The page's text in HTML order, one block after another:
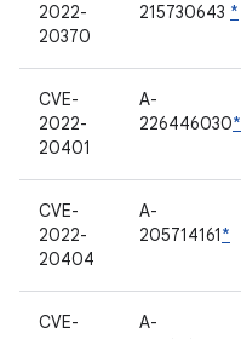
2022-
20370
215730643 *
CVE-
2022-
20401
A-
226446030*
CVE-
2022-
20404
A-
205714161*
CVE-
A-